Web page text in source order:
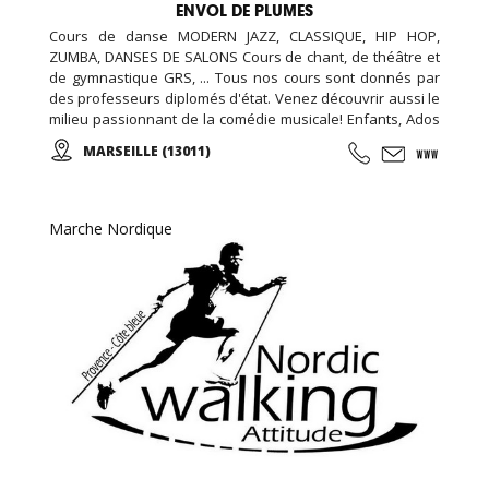
ENVOL DE PLUMES
Cours de danse MODERN JAZZ, CLASSIQUE, HIP HOP,
ZUMBA, DANSES DE SALONS Cours de chant, de théâtre et
de gymnastique GRS, ... Tous nos cours sont donnés par
des professeurs diplomés d'état. Venez découvrir aussi le
milieu passionnant de la comédie musicale! Enfants, Ados
et Adultes. Stages vacances, Anniversaires, ... Cours
d'essai offert !
MARSEILLE (13011)
Marche Nordique